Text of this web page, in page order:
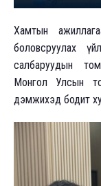
Хамтын
боловсруулах
салбаруудын
Монгол Улсын
дэмжихэд бодит